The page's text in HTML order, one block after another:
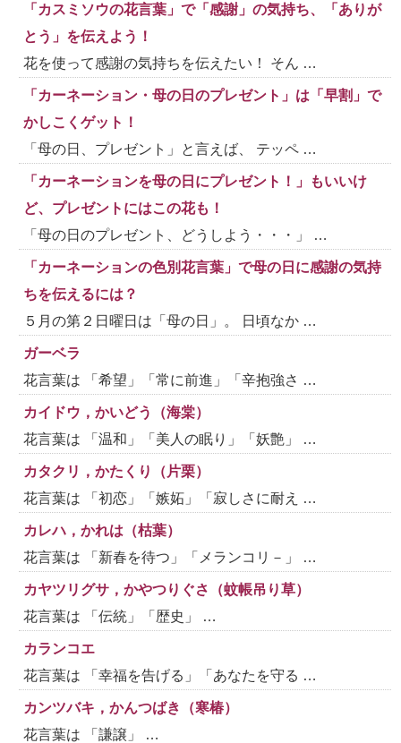
「カスミソウの花言葉」で「感謝」の気持ち、「ありが
とう」を伝えよう！
花を使って感謝の気持ちを伝えたい！ そん …
「カーネーション・母の日のプレゼント」は「早割」で
かしこくゲット！
「母の日、プレゼント」と言えば、 テッペ …
「カーネーションを母の日にプレゼント！」もいいけ
ど、プレゼントにはこの花も！
「母の日のプレゼント、どうしよう・・・」 …
「カーネーションの色別花言葉」で母の日に感謝の気持
ちを伝えるには？
５月の第２日曜日は「母の日」。 日頃なか …
ガーベラ
花言葉は 「希望」「常に前進」「辛抱強さ …
カイドウ，かいどう（海棠）
花言葉は 「温和」「美人の眠り」「妖艶」 …
カタクリ，かたくり（片栗）
花言葉は 「初恋」「嫉妬」「寂しさに耐え …
カレハ，かれは（枯葉）
花言葉は 「新春を待つ」「メランコリ－」 …
カヤツリグサ，かやつりぐさ（蚊帳吊り草）
花言葉は 「伝統」「歴史」 …
カランコエ
花言葉は 「幸福を告げる」「あなたを守る …
カンツバキ，かんつばき（寒椿）
花言葉は 「謙譲」 …